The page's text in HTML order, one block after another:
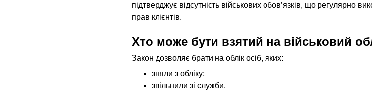
підтверджує відсутність військових обов’язків, що регулярно
прав клієнтів.
Хто може бути взятий на військовий
Закон дозволяє брати на облік осіб, яких:
зняли з обліку;
звільнили зі служби.